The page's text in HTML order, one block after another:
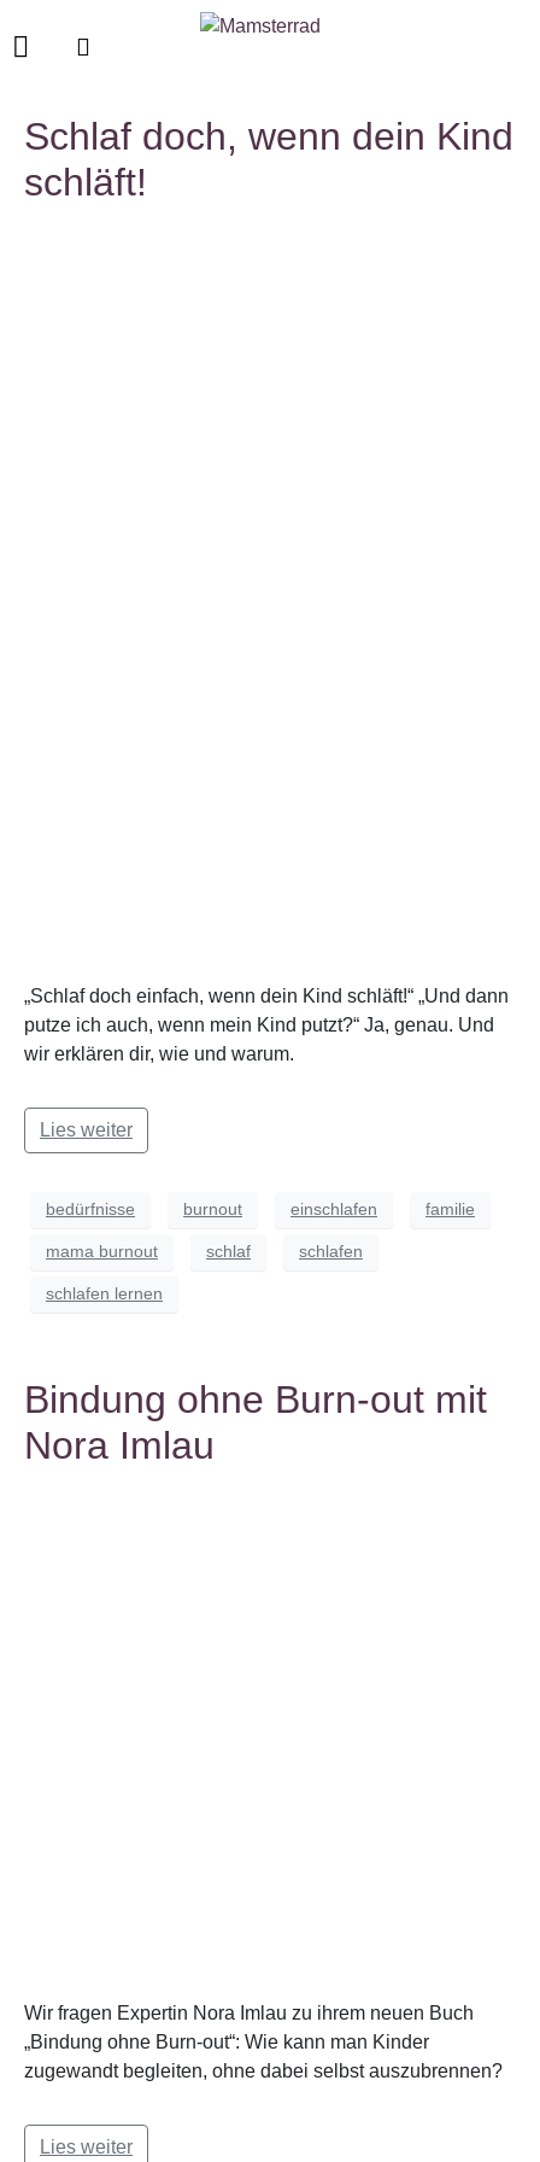
Schlaf doch, wenn dein Kind
schläft!
„Schlaf doch einfach, wenn dein Kind schläft!“ „Und dann
putze ich auch, wenn mein Kind putzt?“ Ja, genau. Und
wir erklären dir, wie und warum.
Lies weiter
bedürfnisse burnout einschlafen familie
mama burnout schlaf schlafen
schlafen lernen
Bindung ohne Burn-out mit
Nora Imlau
Wir fragen Expertin Nora Imlau zu ihrem neuen Buch
„Bindung ohne Burn-out“: Wie kann man Kinder
zugewandt begleiten, ohne dabei selbst auszubrennen?
Lies weiter